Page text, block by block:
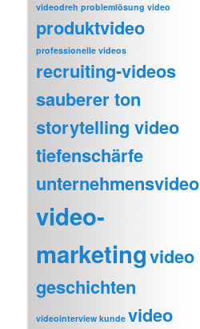
videodreh problemlösung video
produktvideo
professionelle videos
recruiting-videos
sauberer ton
storytelling video
tiefenschärfe
unternehmensvideo
video-
marketingvideo
geschichten
videointerview kunde video